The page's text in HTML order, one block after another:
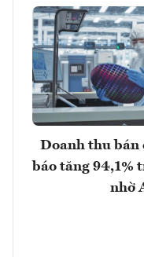
Doanh thu bán
báo tăng 94,1%
nhờ